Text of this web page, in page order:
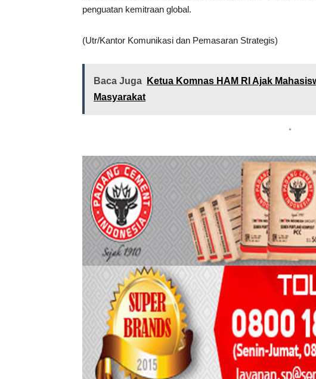
penguatan kemitraan global.
(Utr/Kantor Komunikasi dan Pemasaran Strategis)
Baca Juga
Ketua Komnas HAM RI Ajak
Masyarakat
*